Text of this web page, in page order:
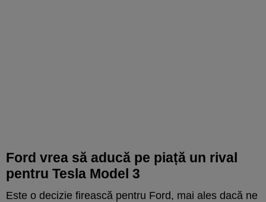
Ford vrea să aducă pe piață un rival
pentru Tesla Model 3
Este o decizie firească pentru Ford, mai ales dacă ne